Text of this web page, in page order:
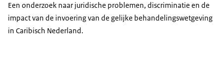
Een onderzoek naar juridische problemen, discriminatie en de
impact van de invoering van de gelijke behandelingswetgeving
in Caribisch Nederland.